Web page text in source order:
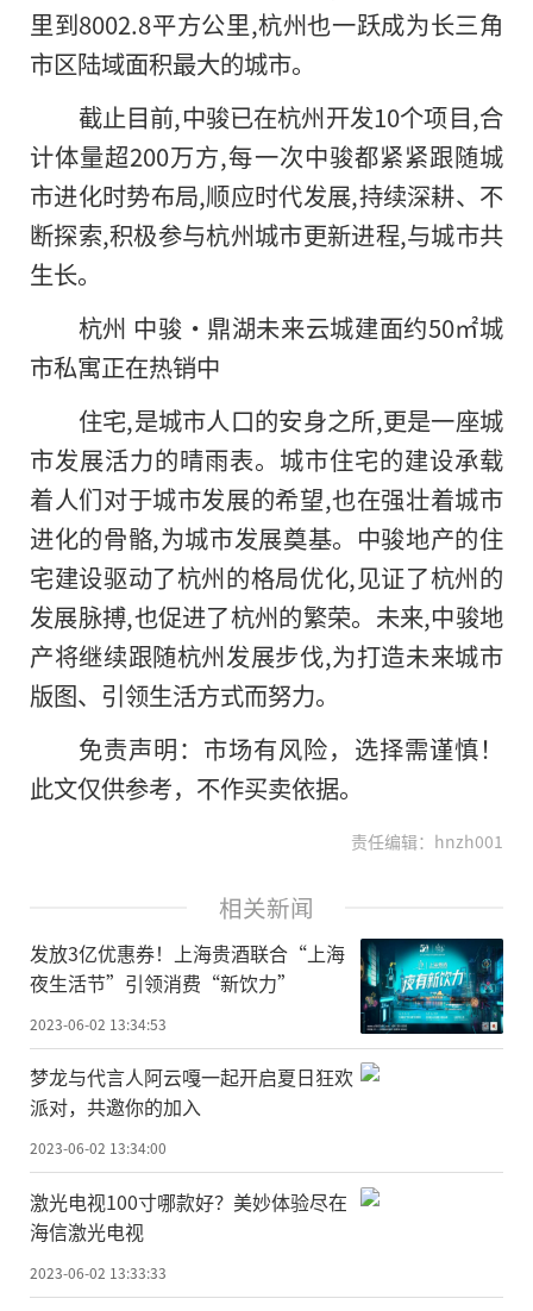
里到8002.8平方公里,杭州也一跃成为长三角
市区陆域面积最大的城市。
截止目前,中骏已在杭州开发10个项目,合
计体量超200万方,每一次中骏都紧紧跟随城
市进化时势布局,顺应时代发展,持续深耕、不
断探索,积极参与杭州城市更新进程,与城市共
生长。
杭州 中骏·鼎湖未来云城建面约50㎡城
市私寓正在热销中
住宅,是城市人口的安身之所,更是一座城
市发展活力的晴雨表。城市住宅的建设承载
着人们对于城市发展的希望,也在强壮着城市
进化的骨骼,为城市发展奠基。中骏地产的住
宅建设驱动了杭州的格局优化,见证了杭州的
发展脉搏,也促进了杭州的繁荣。未来,中骏地
产将继续跟随杭州发展步伐,为打造未来城市
版图、引领生活方式而努力。
免责声明：市场有风险，选择需谨慎！
此文仅供参考，不作买卖依据。
责任编辑：hnzh001
相关新闻
发放3亿优惠券！上海贵酒联合“上海
夜生活节”引领消费“新饮力”
2023-06-02 13:34:53
梦龙与代言人阿云嘎一起开启夏日狂欢
派对，共邀你的加入
2023-06-02 13:34:00
激光电视100寸哪款好？美妙体验尽在
海信激光电视
2023-06-02 13:33:33